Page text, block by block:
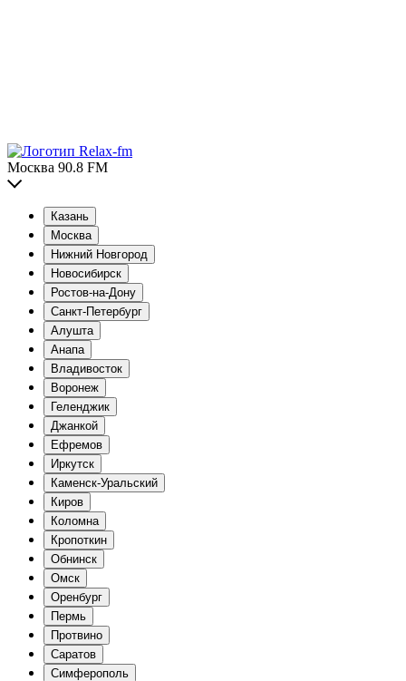
Москва 90.8 FM
Казань
Москва
Нижний Новгород
Новосибирск
Ростов-на-Дону
Санкт-Петербург
Алушта
Анапа
Владивосток
Воронеж
Геленджик
Джанкой
Ефремов
Иркутск
Каменск-Уральский
Киров
Коломна
Кропоткин
Обнинск
Омск
Оренбург
Пермь
Протвино
Саратов
Симферополь